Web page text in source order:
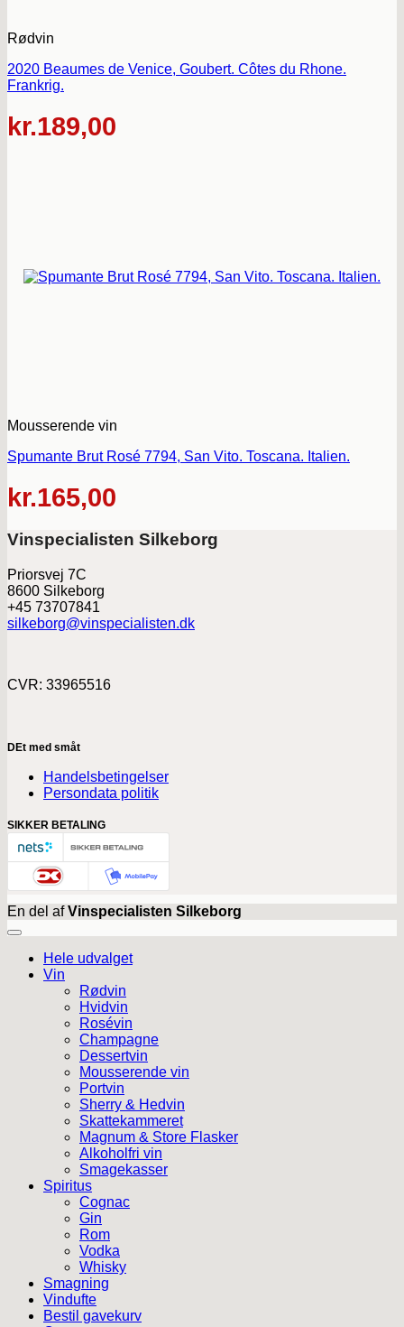
Rødvin
2020 Beaumes de Venice, Goubert. Côtes du Rhone.
Frankrig.
kr.189,00
Mousserende vin
Spumante Brut Rosé 7794, San Vito. Toscana. Italien.
kr.165,00
Vinspecialisten Silkeborg
Priorsvej 7C
8600 Silkeborg
+45 73707841
silkeborg@vinspecialisten.dk
CVR: 33965516
DEt med småt
Handelsbetingelser
Persondata politik
SIKKER BETALING
En del afVinspecialisten Silkeborg
Hele udvalget
Vin
Rødvin
Hvidvin
Rosévin
Champagne
Dessertvin
Mousserende vin
Portvin
Sherry & Hedvin
Skattekammeret
Magnum & Store Flasker
Alkoholfri vin
Smagekasser
Spiritus
Cognac
Gin
Rom
Vodka
Whisky
Smagning
Vindufte
Bestil gavekurv